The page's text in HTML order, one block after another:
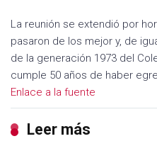
La reunión se extendió por
pasaron de los mejor y, de
de la generación 1973 del
cumple 50 años de haber
Enlace a la fuente
Leer más